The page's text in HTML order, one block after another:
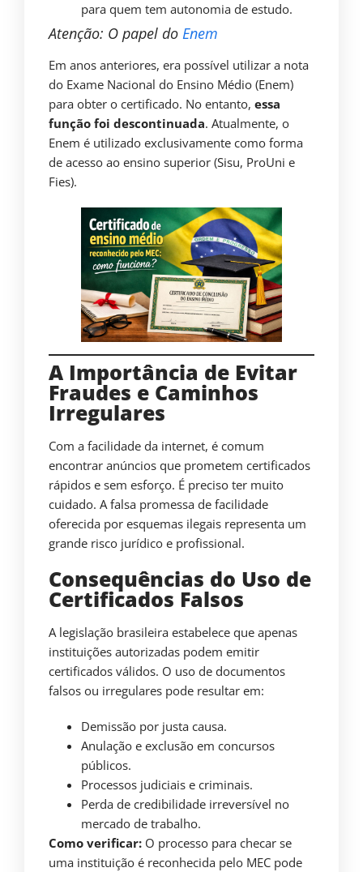
para quem tem autonomia de estudo.
Atenção: O papel do Enem
Em anos anteriores, era possível utilizar a nota
do Exame Nacional do Ensino Médio (Enem)
para obter o certificado. No entanto, essa
função foi descontinuada. Atualmente, o
Enem é utilizado exclusivamente como forma
de acesso ao ensino superior (Sisu, ProUni e
Fies).
A Importância de Evitar
Fraudes e Caminhos
Irregulares
Com a facilidade da internet, é comum
encontrar anúncios que prometem certificados
rápidos e sem esforço. É preciso ter muito
cuidado. A falsa promessa de facilidade
oferecida por esquemas ilegais representa um
grande risco jurídico e profissional.
Consequências do Uso de
Certificados Falsos
A legislação brasileira estabelece que apenas
instituições autorizadas podem emitir
certificados válidos. O uso de documentos
falsos ou irregulares pode resultar em:
Demissão por justa causa.
Anulação e exclusão em concursos
públicos.
Processos judiciais e criminais.
Perda de credibilidade irreversível no
mercado de trabalho.
Como verificar: O processo para checar se
uma instituição é reconhecida pelo MEC pode